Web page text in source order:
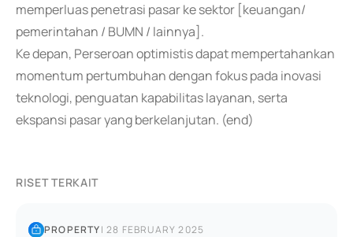
memperluas penetrasi pasar ke sektor [keuangan/
pemerintahan / BUMN / lainnya].
Ke depan, Perseroan optimistis dapat mempertahankan
momentum pertumbuhan dengan fokus pada inovasi
teknologi, penguatan kapabilitas layanan, serta
ekspansi pasar yang berkelanjutan. (end)
RISET TERKAIT
PROPERTY|28 FEBRUARY 2025